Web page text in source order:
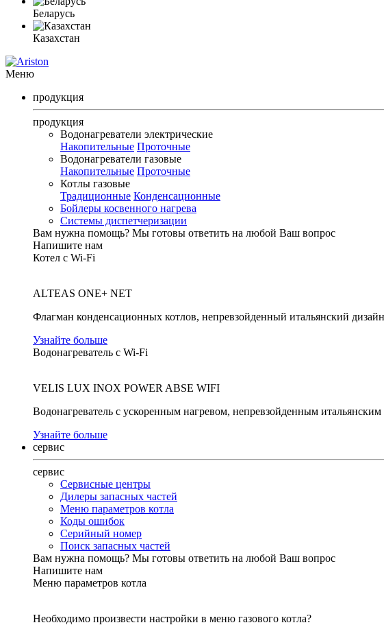
Беларусь
Казахстан
Меню
продукция
продукция
Водонагреватели электрические
Накопительные Проточные
Водонагреватели газовые
Накопительные Проточные
Котлы газовые
Традиционные Конденсационные
Бойлеры косвенного нагрева
Системы диспетчеризации
Вам нужна помощь? Мы готовы ответить на любой Ваш вопрос
Напишите нам
Котел с Wi-Fi
ALTEAS ONE+ NET
Флагман конденсационных котлов, непревзойденный итальянский
Узнайте больше
Водонагреватель с Wi-Fi
VELIS LUX INOX POWER ABSE WIFI
Водонагреватель с ускоренным нагревом, непревзойденным
Узнайте больше
сервис
сервис
Сервисные центры
Дилеры запасных частей
Меню параметров котла
Коды ошибок
Серийный номер
Поиск запасных частей
Вам нужна помощь? Мы готовы ответить на любой Ваш вопрос
Напишите нам
Меню параметров котла
Необходимо произвести настройки в меню газового котла?